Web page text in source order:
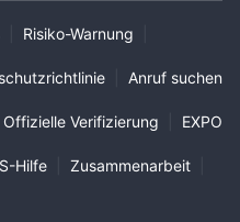
Risiko-Warnung
Anruf suchen
Offizielle Verifizierung EXPO
Hilfe Zusammenarbeit